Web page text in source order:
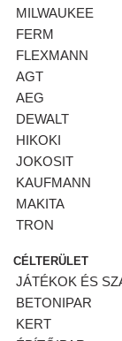
MILWAUKEE
FERM
FLEXMANN
AGT
AEG
DEWALT
HIKOKI
JOKOSIT
KAUFMANN
MAKITA
TRON
CÉLTERÜLET
JÁTÉKOK ÉS
BETONIPAR
KERT